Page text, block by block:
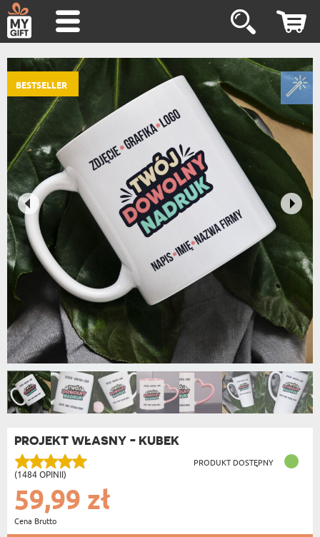
BESTSELLER
PROJEKT WŁASNY - KUBEK
(1484 OPINII)
PRODUKT DOSTĘPNY
59,99 zł
Cena Brutto